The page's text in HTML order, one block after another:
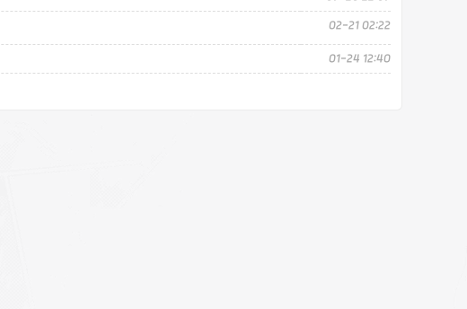
02-21 02:22
01-24 12:40